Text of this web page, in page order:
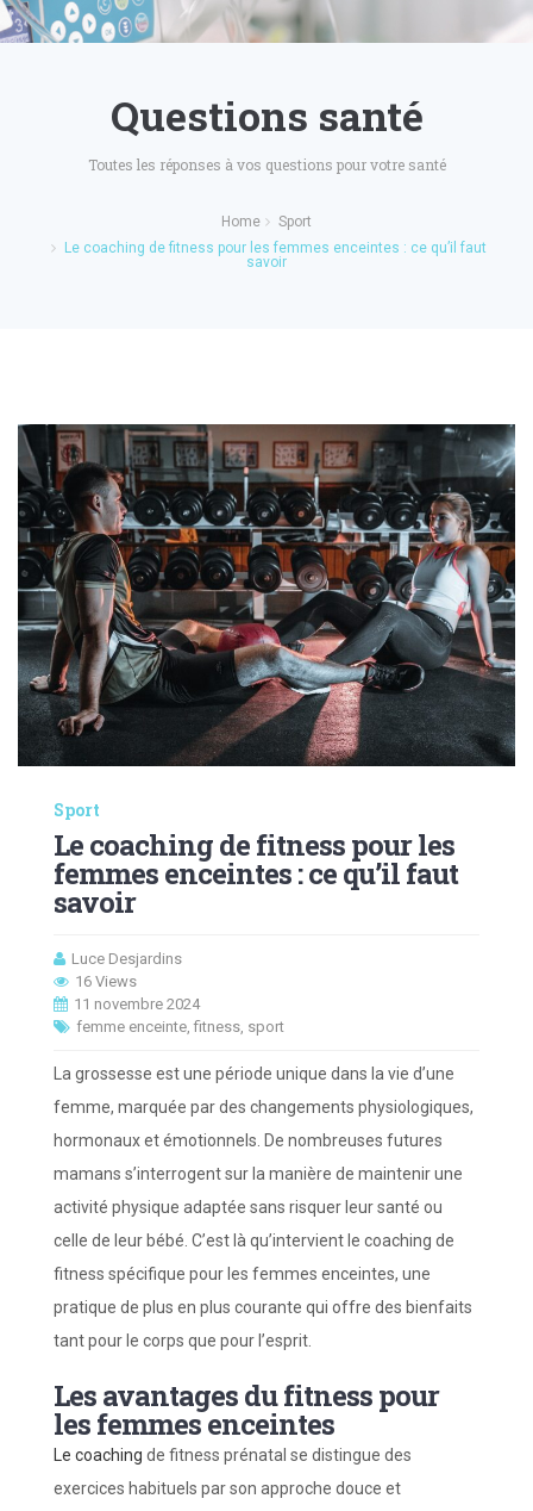
Questions santé
Toutes les réponses à vos questions pour votre santé
Home
Sport
Le coaching de fitness pour les femmes enceintes : ce qu’il faut
savoir
Sport
Le coaching de fitness pour les
femmes enceintes : ce qu’il faut
savoir
Luce Desjardins
16 Views
11 novembre 2024
femme enceinte,fitness, sport
La grossesse est une période unique dans la vie d’une
femme, marquée par des changements physiologiques,
hormonaux et émotionnels. De nombreuses futures
mamans s’interrogent sur la manière de maintenir une
activité physique adaptée sans risquer leur santé ou
celle de leur bébé. C’est là qu’intervient le coaching de
fitness spécifique pour les femmes enceintes, une
pratique de plus en plus courante qui offre des bienfaits
tant pour le corps que pour l’esprit.
Les avantages du fitness pour
les femmes enceintes
Le coaching de fitness prénatal se distingue des
exercices habituels par son approche douce et